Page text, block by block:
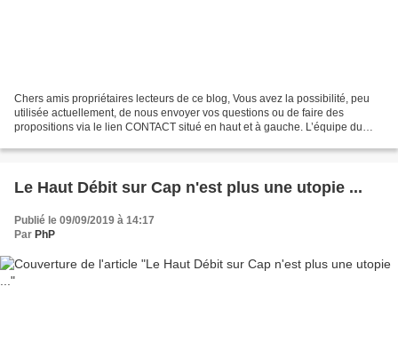
Chers amis propriétaires lecteurs de ce blog, Vous avez la possibilité, peu
utilisée actuellement, de nous envoyer vos questions ou de faire des
propositions via le lien CONTACT situé en haut et à gauche. L’équipe du
Le Haut Débit sur Cap n'est plus une utopie ...
Publié le 09/09/2019 à 14:17
Par PhP